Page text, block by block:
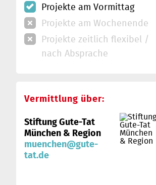
Projekte am Vormittag
Projekte am Wochenende
Projekte zeitlich flexibel /
nach Absprache
Vermittlung über:
Stiftung Gute-Tat
München & Region
muenchen@gute-
tat.de